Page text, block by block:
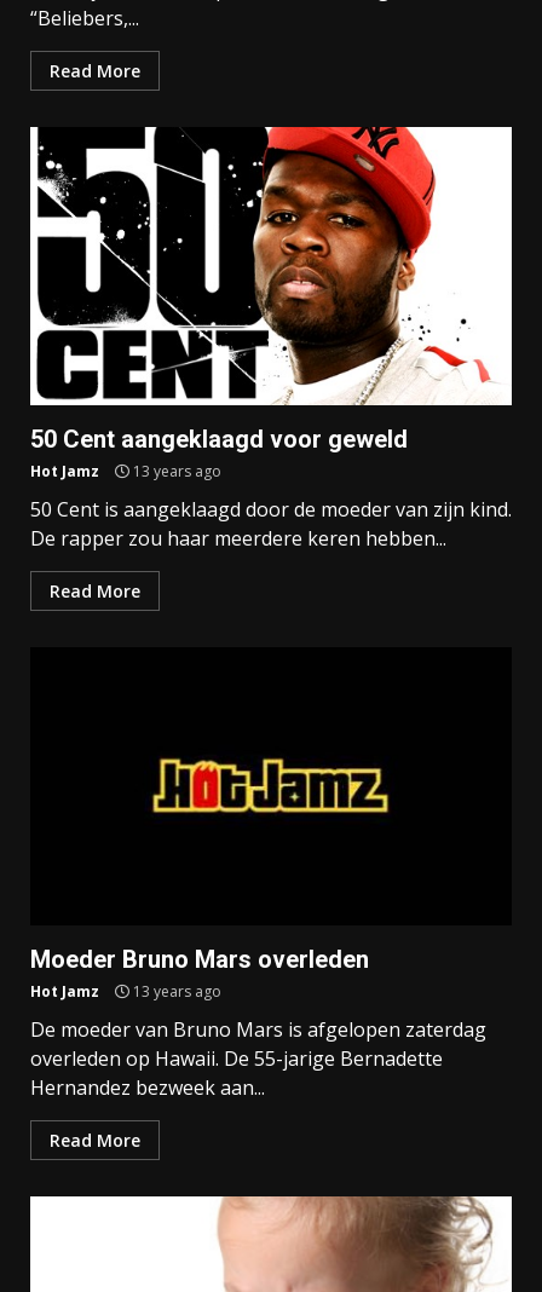
“Beliebers,...
Read More
50 Cent aangeklaagd voor geweld
Hot Jamz 13 years ago
50 Cent is aangeklaagd door de moeder van zijn kind.
De rapper zou haar meerdere keren hebben...
Read More
Moeder Bruno Mars overleden
Hot Jamz 13 years ago
De moeder van Bruno Mars is afgelopen zaterdag
overleden op Hawaii. De 55-jarige Bernadette
Hernandez bezweek aan...
Read More